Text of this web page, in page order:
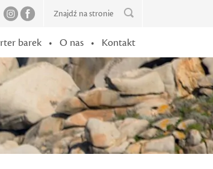
barek • O nas • Kontakt